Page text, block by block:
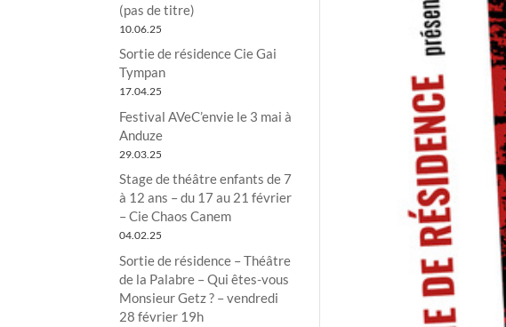
(pas de titre)
10.06.25
Sortie de résidence Cie Gai
Tympan
17.04.25
Festival AVeC’envie le 3 mai à
Anduze
29.03.25
Stage de théâtre enfants de 7
à 12 ans – du 17 au 21 février
– Cie Chaos Canem
04.02.25
Sortie de résidence – Théâtre
de la Palabre – Qui êtes-vous
Monsieur Getz ? – vendredi
28 février 19h